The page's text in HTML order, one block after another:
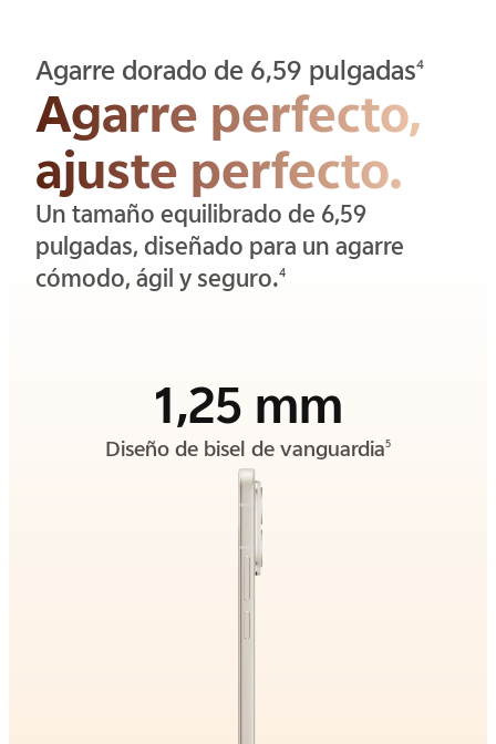
Agarre dorado de 6,59 pulgadas4
Agarre perfecto,
ajuste perfecto.
Un tamaño equilibrado de 6,59
pulgadas, diseñado para un agarre
cómodo, ágil y seguro.4
1,25 mm
Diseño de bisel de vanguardia5